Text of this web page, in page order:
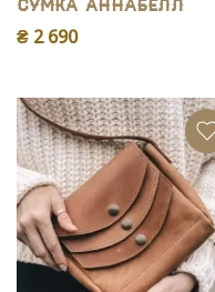
Сумка Аннабелл
₴ 2 690